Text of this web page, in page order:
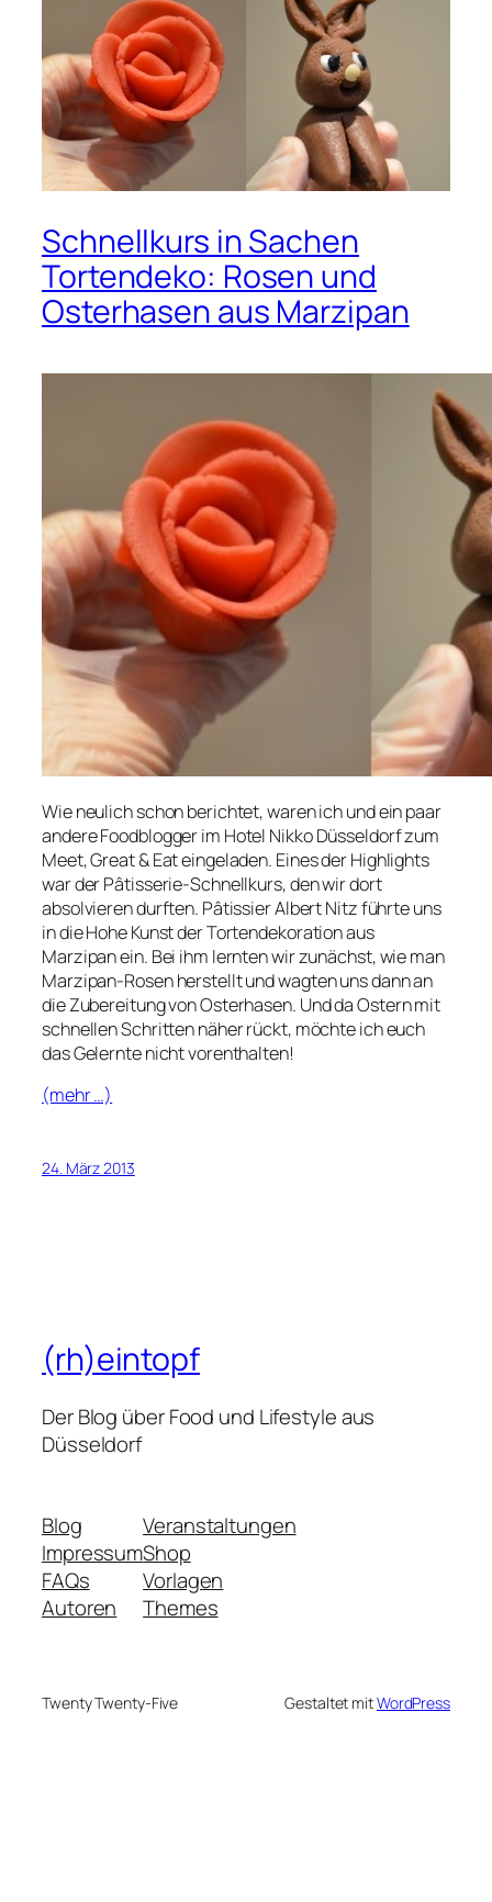
Schnellkurs in Sachen
Tortendeko: Rosen und
Osterhasen aus Marzipan
Wie neulich schon berichtet, waren ich und ein paar
andere Foodblogger im Hotel Nikko Düsseldorf zum
Meet, Great & Eat eingeladen. Eines der Highlights
war der Pâtisserie-Schnellkurs, den wir dort
absolvieren durften. Pâtissier Albert Nitz führte uns
in die Hohe Kunst der Tortendekoration aus
Marzipan ein. Bei ihm lernten wir zunächst, wie man
Marzipan-Rosen herstellt und wagten uns dann an
die Zubereitung von Osterhasen. Und da Ostern mit
schnellen Schritten näher rückt, möchte ich euch
das Gelernte nicht vorenthalten!
(mehr …)
24. März 2013
(rh)eintopf
Der Blog über Food und Lifestyle aus
Düsseldorf
Blog
Impressum
FAQs
Autoren
Veranstaltungen
Shop
Vorlagen
Themes
Twenty Twenty-Five Gestaltet mitWordPress